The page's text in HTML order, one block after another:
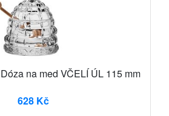
na med VČELÍ ÚL 115 mm
628 Kč